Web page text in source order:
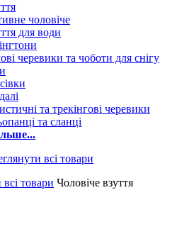
чоловіче
для води
черевики та чоботи для снігу
та трекінгові черевики
та сланці
товари Чоловіче взуття